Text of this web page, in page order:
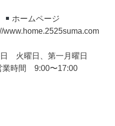
ホームページ
火曜日、第一月曜日
業時間 9:00〜17:00